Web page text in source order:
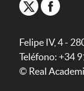
Felipe IV, 4 -
Teléfono: +34
© Real